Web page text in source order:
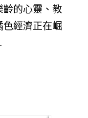
齡的心靈、教
色經濟正在崛